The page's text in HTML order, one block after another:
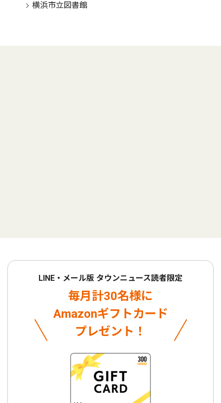
横浜市立図書館
LINE・メール版 タウンニュース読者限定
毎月計30名様に
Amazonギフトカード
プレゼント！